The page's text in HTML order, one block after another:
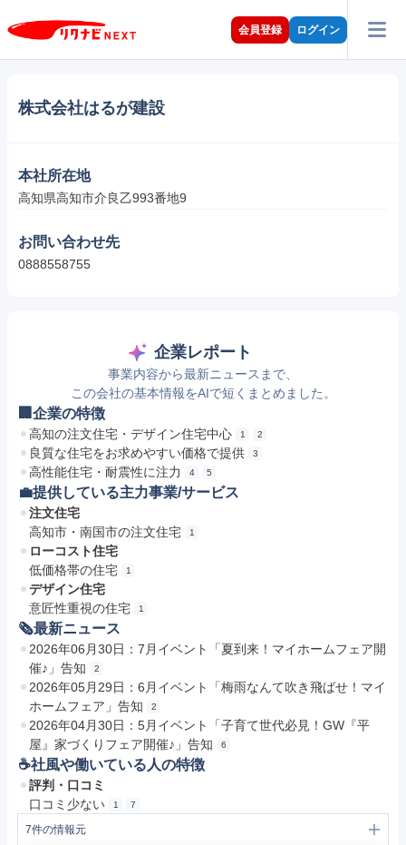
会員登録 ログイン
株式会社はるが建設
本社所在地
高知県高知市介良乙993番地9
お問い合わせ先
0888558755
企業レポート
事業内容から最新ニュースまで、
この会社の基本情報をAIで短くまとめました。
🏢企業の特徴
高知の注文住宅・デザイン住宅中心 1 2
良質な住宅をお求めやすい価格で提供 3
高性能住宅・耐震性に注力 4 5
💼提供している主力事業/サービス
注文住宅
高知市・南国市の注文住宅
1
ローコスト住宅
低価格帯の住宅
1
デザイン住宅
意匠性重視の住宅
1
🗞最新ニュース
2026年06月30日：7月イベント「夏到来！マイホームフェア開
催♪」告知
2
2026年05月29日：6月イベント「梅雨なんて吹き飛ばせ！マイ
ホームフェア」告知
2
2026年04月30日：5月イベント「子育て世代必見！GW『平
屋』家づくりフェア開催♪」告知
6
☕️社風や働いている人の特徴
評判・口コミ
口コミ少ない
1 7
7件の情報元